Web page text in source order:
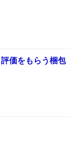
価をもらう梱包